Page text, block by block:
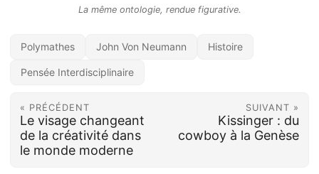
La même ontologie, rendue figurative.
Polymathes John Von Neumann Histoire
Pensée Interdisciplinaire
« PRÉCÉDENT
Le visage changeant
de la créativité dans
le monde moderne
SUIVANT »
Kissinger : du
cowboy à la Genèse